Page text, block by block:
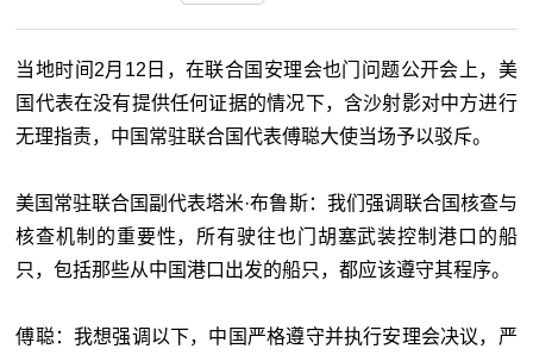
当地时间2月12日，在联合国安理会也门问题公开会上，美
国代表在没有提供任何证据的情况下，含沙射影对中方进行
无理指责，中国常驻联合国代表傅聪大使当场予以驳斥。
美国常驻联合国副代表塔米·布鲁斯：我们强调联合国核查与
核查机制的重要性，所有驶往也门胡塞武装控制港口的船
只，包括那些从中国港口出发的船只，都应该遵守其程序。
傅聪：我想强调以下，中国严格遵守并执行安理会决议，严